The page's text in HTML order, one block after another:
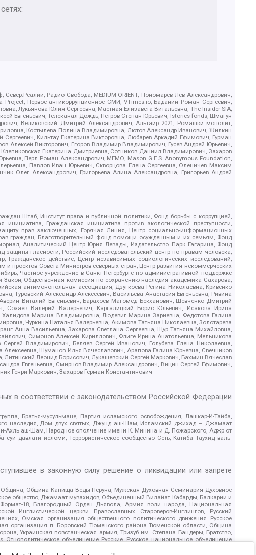
Радио Свобода, MEDIUM-ORIENT, Пономарев Лев Александрович,
Первое антикоррупционное СМИ, VTimes.io, Баданин Роман Сергеевич,
Лукьянова Юлия Сергеевна, Маетная Елизавета Витальевна, The Insider SIA,
Евгеньевич, Телеканал Дождь, Петров Степан Юрьевич, Istories fonds, Шмагун
Великовский Дмитрий Александрович, Альтаир 2021, Ромашки монолит,
Костылева Полина Владимировна, Лютов Александр Иванович, Жилкин
Кильтау Екатерина Викторовна, Любарев Аркадий Ефимович, Гурман
Алексей Викторович, Егоров Владимир Владимирович, Гусев Андрей Юрьевич,
Екатерина Дмитриевна, Сотников Даниил Владимирович, Захаров
Перл Роман Александрович, МЕМО, Mason G.E.S. Anonymous Foundation,
Павлов Иван Юрьевич, Скворцова Елена Сергеевна, Оленичев Максим
Олег Александрович, Григорьева Алина Александровна, Григорьев Андрей
Штаб, Институт права и публичной политики, Фонд борьбы с коррупцией,
Гражданская инициатива против экологической преступности,
прав заключенных, Горячая Линия, Центр социально-информационных
граждан, Благотворительный фонд помощи осужденным и их семьям, Фонд
Аналитический Центр Юрия Левады, Издательство Парк Гагарина, Фонд
гласности, Российский исследовательский центр по правам человека,
действие, Центр независимых социологических исследований,
Совета Министров северных стран, Центр развития некоммерческих
Частное учреждение в Санкт-Петербурге по административной поддержке
Общественная комиссия по сохранению наследия академика Сахарова,
антимонопольная ассоциация, Дзугкоева Регина Николаевна, Кривенко
Туровский Александр Алексеевич, Васильева Анастасия Евгеньевна, Ривина
Виталий Евгеньевич, Барахоев Магомед Бекханович, Шевченко Дмитрий
Валерий Валерьевич, Каргалицкий Борис Юльевич, Исакова Ирина
Халидова Марина Владимировна, Людевиг Марина Зариевна, Федотова Галина
Чуркина Наталья Валерьевна, Акимова Татьяна Николаевна, Золотарева
Анна Васильевна, Захарова Светлана Сергеевна, Щур Татьяна Михайловна,
Симонов Алексей Кириллович, Флиге Ирина Анатольевна, Мельникова
Владимирович, Беляев Сергей Иванович, Голубева Елена Николаевна,
Шуманов Илья Вячеславович, Арапова Галина Юрьевна, Свечников
Леонид Борисович, Лукашевский Сергей Маркович, Бахмин Вячеслав
Евгеньевна, Смирнов Владимир Александрович, Вицин Сергей Ефимович,
Генри Маркович, Захаров Герман Константинович
в соответствии с законодательством Российской Федерации
Братья-мусульмане, Партия исламского освобождения, Лашкар-И-Тайба,
наследия, Дом двух святых, Джунд аш-Шам, Исламский джихад – Джамаат
Ахль аш-Шам, Народное ополчение имени К. Минина и Д. Пожарского, Аджр от
давлати исломи, Террористическое сообщество Сеть, Катиба Таухид валь-
в законную силу решение о ликвидации или запрете
Община, Община Капища Веды Перуна, Мужская Духовная Семинария Духовное
общество, Джамаат мувахидов, Объединенный Вилайат Кабарды, Балкарии и
18, Благородный Орден Дьявола, Армия воли народа, Национальная
Инглистической церкви Православных Староверов-Инглингов, Русский
Омская организация общественного политического движения Русское
организация п. Боровский Тюменского района Тюменской области, Община
Украинская повстанческая армия, Тризуб им. Степана Бандеры, Братство,
объединение Русские, Русское национальное объединение
Курсом Правды и Единения, Каракольская инициативная группа, Автоград